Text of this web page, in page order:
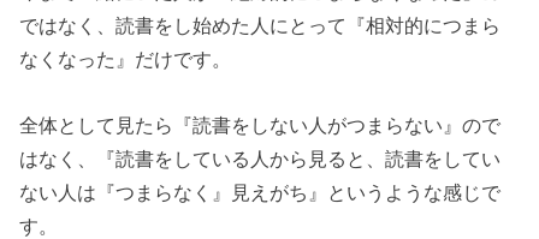
ではなく、読書をし始めた人にとって『相対的につまら
なくなった』だけです。
全体として見たら『読書をしない人がつまらない』ので
はなく、『読書をしている人から見ると、読書をしてい
ない人は『つまらなく』見えがち』というような感じで
す。